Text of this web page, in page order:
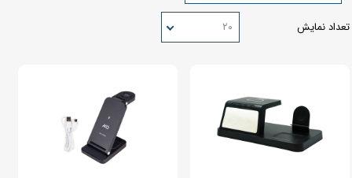
تعداد نمایش ۲۰